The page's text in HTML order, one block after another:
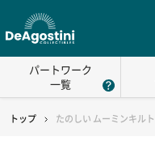
パートワーク
一覧
トップ たのしい ムーミンキルト